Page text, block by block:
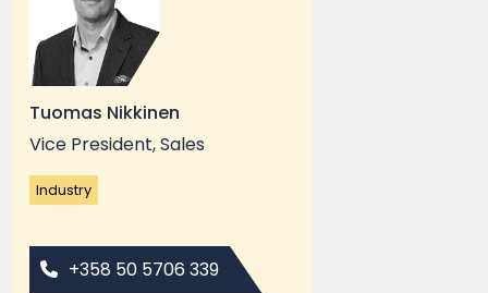
Tuomas Nikkinen
Vice President, Sales
Industry
+358 50 5706 339